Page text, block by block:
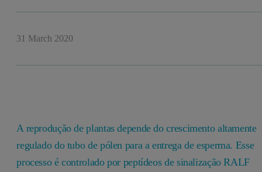
31 March 2020
A reprodução de plantas depende do crescimento altamente
regulado do tubo de pólen para a entrega de esperma. Esse
processo é controlado por peptídeos de sinalização RALF